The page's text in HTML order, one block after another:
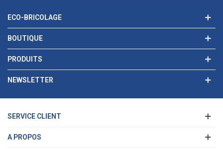
ECO-BRICOLAGE
BOUTIQUE
PRODUITS
NEWSLETTER
SERVICE CLIENT
A PROPOS